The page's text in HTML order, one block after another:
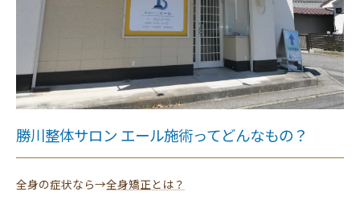
勝川整体サロン エール施術ってどんなもの？
勝川整体サロン エール施術ってどんなもの？
全身の症状なら→全身矯正とは？